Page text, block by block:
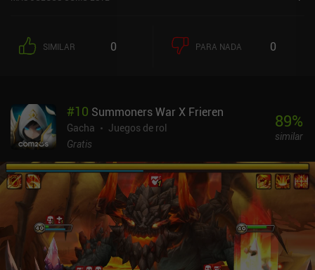
SIMILAR 0 PARA NADA 0
#10 Summoners War X Frieren
Gacha
Juegos de rol
Gratis
89%
similar